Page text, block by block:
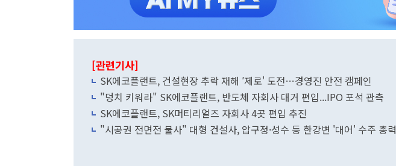
[관련기사]
SK에코플랜트, 건설현장 추락 재해 ′제로' 도전…경영진 안전 캠페인
"덩치 키워라" SK에코플랜트, 반도체 자회사 대거 편입...IPO 포석 관측
SK에코플랜트, SK머티리얼즈 자회사 4곳 편입 추진
"시공권 전면전 불사" 대형 건설사, 압구정·성수 등 한강변 '대어' 수주 총력